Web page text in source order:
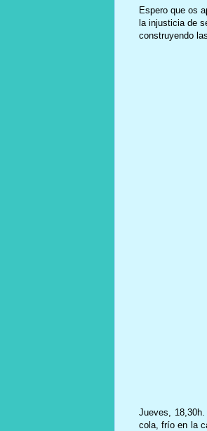
Espero que os
la injusticia de
construyendo
Jueves,
cola, frío en la